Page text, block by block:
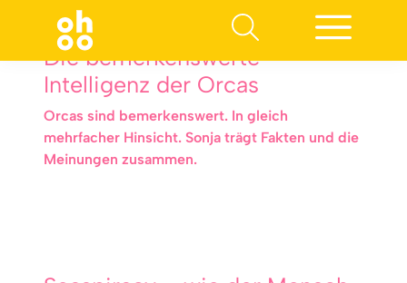
Die bemerkenswerte
Intelligenz der Orcas
Orcas sind bemerkenswert. In gleich
mehrfacher Hinsicht. Sonja trägt Fakten und die
Meinungen zusammen.